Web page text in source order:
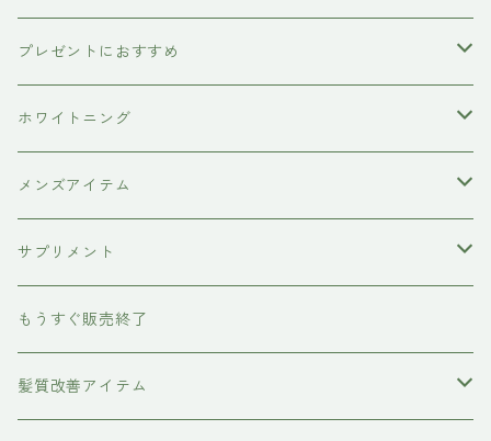
洗顔料
炭酸洗顔フォーム
犬用シャンプー
ペット用ブラシ
サプリメント
プレゼントにおすすめ
男性にプレゼント
女性にプレゼント
ホワイトニング
歯磨き粉
メンズアイテム
ボディケア
除毛クリーム
育毛ケア
養毛剤
フェイスケア
サプリメント
犬用
もうすぐ販売終了
髪質改善アイテム